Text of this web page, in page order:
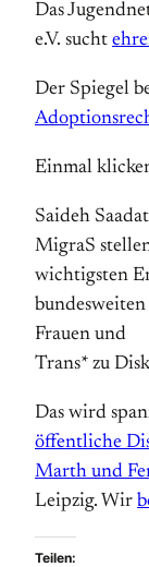
Das
e.V. sucht
Der Spiegel
Einmal
Saideh
MigraS
wichtigsten
Frauen und
Trans* zu
Das wird
öffentliche
Marth und
Leipzig. Wir
Teilen: